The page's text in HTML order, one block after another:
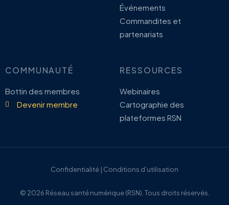
Événements
Commandites et
partenariats
COMMUNAUTÉ
Bottin des membres
Devenir membre
RESSOURCES
Webinaires
Cartographie des
plateformes RSN
© 2026 Réseau santé numérique (RSN). Tous droits réservés.
Confidentialité | Conditions d’utilisation